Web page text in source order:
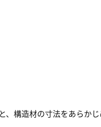
、構造材の寸法をあらか